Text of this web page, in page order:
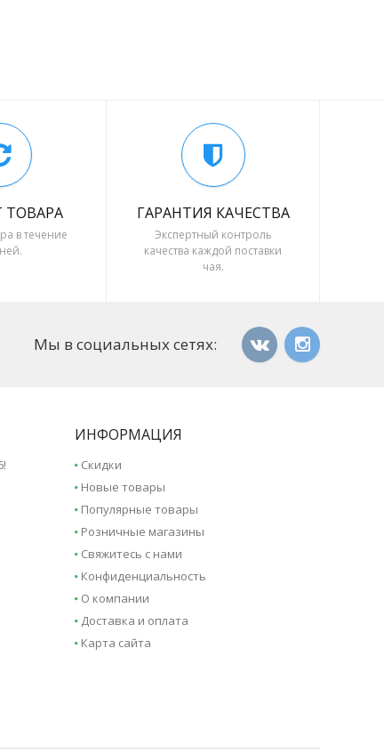
ТОВАРА
в течение
ГАРАНТИЯ КАЧЕСТВА
Экспертный контроль
качества каждой поставки
чая.
Мы в социальных сетях:
ИНФОРМАЦИЯ
Скидки
Новые товары
Популярные товары
Розничные магазины
Свяжитесь с нами
Конфиденциальность
О компании
Доставка и оплата
Карта сайта